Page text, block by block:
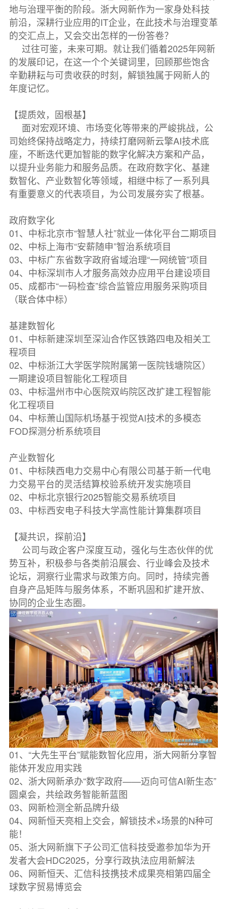
地与治理平衡的阶段。浙大网新作为一家身处科技
前沿，深耕行业应用的IT企业，在此技术与治理变革
的交汇点上，又会交出怎样的一份答卷？
过往可鉴，未来可期。就让我们循着2025年网新
的发展印记，在这一个个关键词里，回顾那些饱含
辛勤耕耘与可贵收获的时刻，解锁独属于网新人的
年度记忆。
【提质效，固根基】
面对宏观环境、市场变化等带来的严峻挑战，公
司始终保持战略定力，持续打磨网新云擎AI技术底
座，不断迭代更加智能的数字化解决方案和产品，
以提升业务能力和服务品质。在政府数字化、基建
数智化、产业数智化等领域，相继中标了一系列具
有重要意义的代表项目，为公司发展夯实了根基。
政府数字化
01、中标北京市“智慧人社”就业一体化平台二期项目
02、中标上海市“安薪随申”智治系统项目
03、中标广东省数字政府省域治理“一网统管”项目
04、中标深圳市人才服务高效办应用平台建设项目
05、成都市“一码检查”综合监管应用服务采购项目
（联合体中标）
基建数智化
01、中标新建深圳至深汕合作区铁路四电及相关工
程项目
02、中标浙江大学医学院附属第一医院钱塘院区）
一期建设项目智能化工程项目
03、中标温州市中心医院双屿院区改扩建工程智能
化工程项目
04、中标萧山国际机场基于视觉AI技术的多模态
FOD探测分析系统项目
产业数智化
01、中标陕西电力交易中心有限公司基于新一代电
力交易平台的灵活结算校验系统开发实施项目
02、中标北京银行2025智能交易系统项目
03、中标西安电子科技大学高性能计算集群项目
【凝共识，探前沿】
公司与政企客户深度互动，强化与生态伙伴的优
势互补，积极参与各类前沿展会、行业峰会及技术
论坛，洞察行业需求与政策方向。同时，持续完善
自身产品矩阵与服务体系，不断巩固和扩建开放、
协同的企业生态圈。
01、“大先生平台”赋能数智化应用，浙大网新分享智
能体开发应用实践
02、浙大网新承办“数字政府——迈向可信AI新生态”
圆桌会，共绘政务智能新蓝图
03、网新检测全新品牌升级
04、网新恒天亮相上交会，解锁技术×场景的N种可
能！
05、浙大网新旗下子公司汇信科技受邀参加华为开
发者大会HDC2025，分享行政执法应用新解法
06、网新恒天、汇信科技携技术成果亮相第四届全
球数字贸易博览会